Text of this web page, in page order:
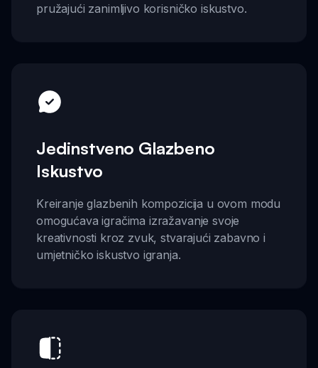
pružajući zanimljivo korisničko iskustvo.
Jedinstveno Glazbeno
Iskustvo
Kreiranje glazbenih kompozicija u ovom modu
omogućava igračima izražavanje svoje
kreativnosti kroz zvuk, stvarajući zabavno i
umjetničko iskustvo igranja.